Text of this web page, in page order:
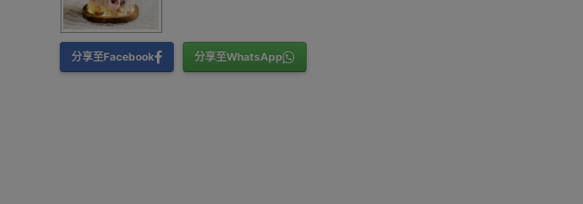
分享至Facebook 分享至WhatsApp